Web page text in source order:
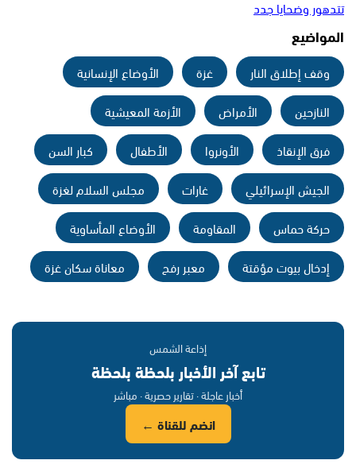
تتدهور وضحايا جدد
المواضيع
وقف إطلاق النار غزة
الأوضاع الإنسانية
النازحين
الأمراض
الأزمة المعيشية
فرق الإنقاذ
الأونروا الأطفال
كبار السن
الجيش الإسرائيلي
غارات
مجلس السلام لغزة
حركة حماس
المقاومة
الأوضاع المأساوية
إدخال بيوت مؤقتة
معبر رفح معاناة سكان غزة
إذاعة الشمس
تابع آخر الأخبار بلحظة بلحظة
أخبار عاجلة · تقارير حصرية · مباشر
انضم للقناة ←